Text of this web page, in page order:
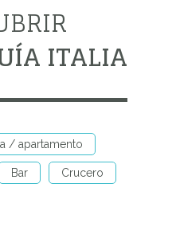
ITALIA
/ apartamento
Bar Crucero